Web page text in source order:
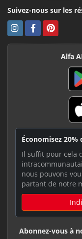
Suivez-nous sur les
Alfa
Économisez 20%
Il suffit pour cela
nous pouvons
partant de notre
Abonnez-vous à